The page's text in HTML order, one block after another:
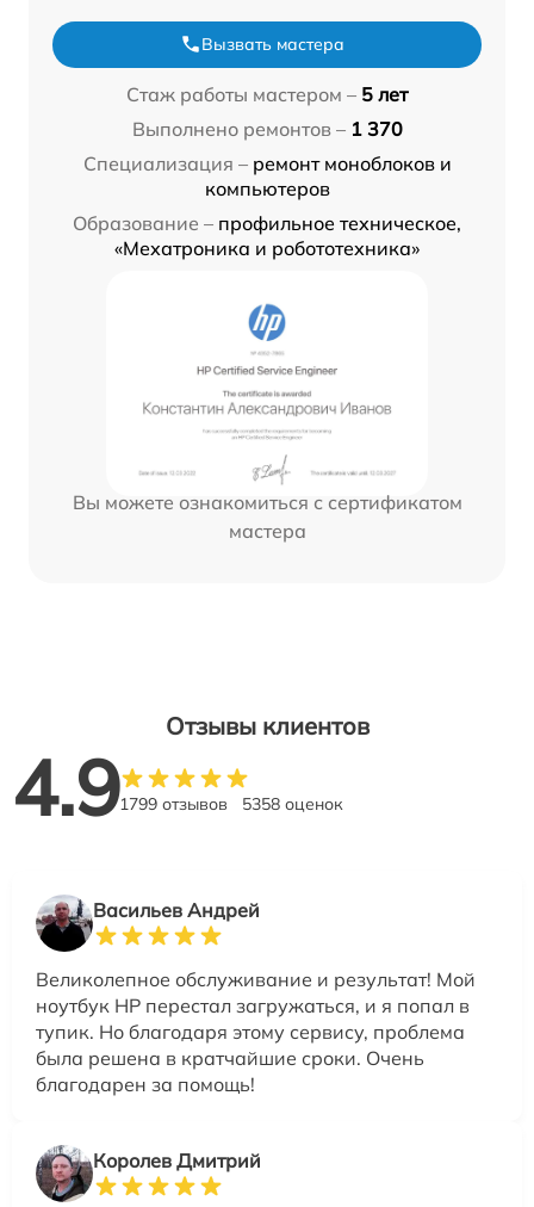
Вызвать мастера
Стаж работы мастером – 5 лет
Выполнено ремонтов – 1 370
Специализация – ремонт моноблоков и
компьютеров
Образование – профильное техническое,
«Мехатроника и робототехника»
Вы можете ознакомиться с сертификатом
мастера
Отзывы клиентов
4.91799 отзывов 5358 оценок
Васильев Андрей
Великолепное обслуживание и результат! Мой
ноутбук HP перестал загружаться, и я попал в
тупик. Но благодаря этому сервису, проблема
была решена в кратчайшие сроки. Очень
благодарен за помощь!
Королев Дмитрий